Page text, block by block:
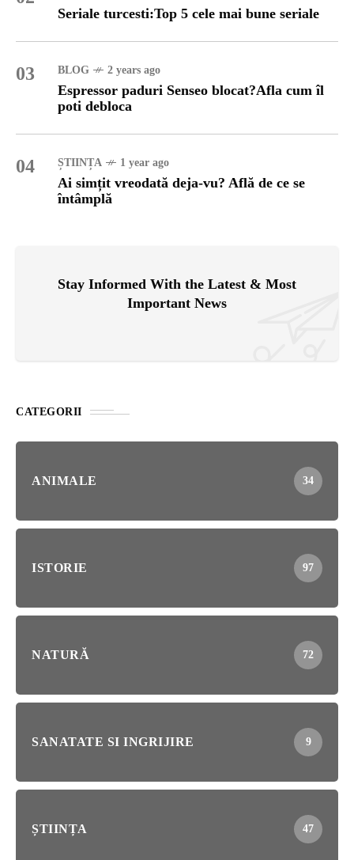
Seriale turcesti:Top 5 cele mai bune seriale
03 BLOG 2 years ago
Espressor paduri Senseo blocat?Afla cum îl
poti debloca
04 ȘTIINȚA 1 year ago
Ai simțit vreodată deja-vu? Află de ce se
întâmplă
Stay Informed With the Latest & Most
Important News
CATEGORII
ANIMALE 34
ISTORIE 97
NATURĂ 72
SANATATE SI INGRIJIRE 9
ȘTIINȚA 47